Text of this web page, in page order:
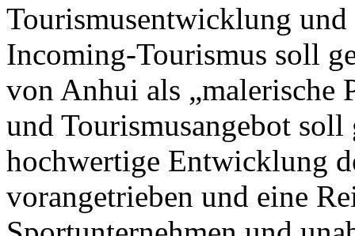
Tourismusentwicklung
Incoming-Tourismus soll
von Anhui als
und Tourismusangebot
hochwertige Entwicklung
vorangetrieben und eine